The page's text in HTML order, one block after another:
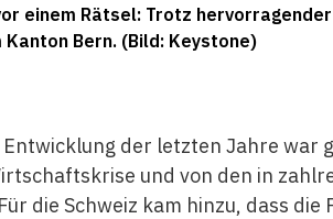
einem Rätsel: Trotz
Bern. (Bild: Keystone)
der letzten Jahre war
und von den in
die Schweiz kam hinzu, dass